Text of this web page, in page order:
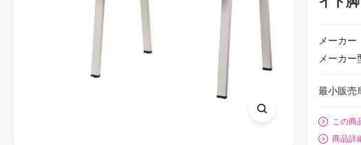
メーカー
メーカー
最小販売
この商
商品詳